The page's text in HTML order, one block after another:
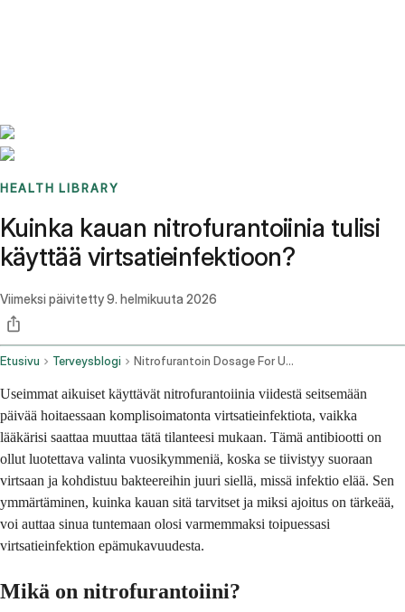
HEALTH LIBRARY
Kuinka kauan nitrofurantoiinia tulisi
käyttää virtsatieinfektioon?
Viimeksi päivitetty9. helmikuuta 2026
Etusivu Terveysblogi Nitrofurantoin Dosage For Uti How Many Days
Useimmat aikuiset käyttävät nitrofurantoiinia viidestä seitsemään
päivää hoitaessaan komplisoimatonta virtsatieinfektiota, vaikka
lääkärisi saattaa muuttaa tätä tilanteesi mukaan. Tämä antibiootti on
ollut luotettava valinta vuosikymmeniä, koska se tiivistyy suoraan
virtsaan ja kohdistuu bakteereihin juuri siellä, missä infektio elää. Sen
ymmärtäminen, kuinka kauan sitä tarvitset ja miksi ajoitus on tärkeää,
voi auttaa sinua tuntemaan olosi varmemmaksi toipuessasi
virtsatieinfektion epämukavuudesta.
Mikä on nitrofurantoiini?